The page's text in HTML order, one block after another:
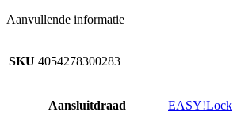
Aanvullende informatie
SKU 4054278300283
Aansluitdraad EASY!Lock